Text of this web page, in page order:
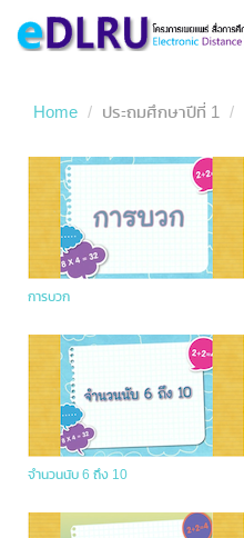
Home ประถมศึกษาปีที่ 1
การบวก
จำนวนนับ 6 ถึง 10